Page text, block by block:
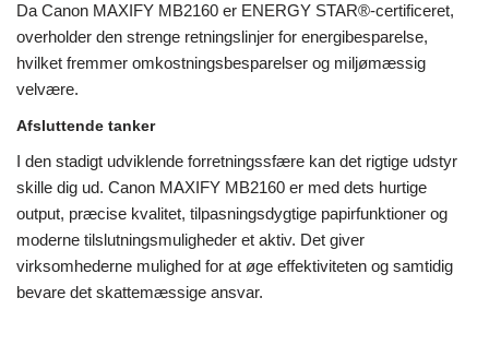
Da Canon MAXIFY MB2160 er ENERGY STAR®-certificeret,
overholder den strenge retningslinjer for energibesparelse,
hvilket fremmer omkostningsbesparelser og miljømæssig
velvære.
Afsluttende tanker
I den stadigt udviklende forretningssfære kan det rigtige udstyr
skille dig ud. Canon MAXIFY MB2160 er med dets hurtige
output, præcise kvalitet, tilpasningsdygtige papirfunktioner og
moderne tilslutningsmuligheder et aktiv. Det giver
virksomhederne mulighed for at øge effektiviteten og samtidig
bevare det skattemæssige ansvar.